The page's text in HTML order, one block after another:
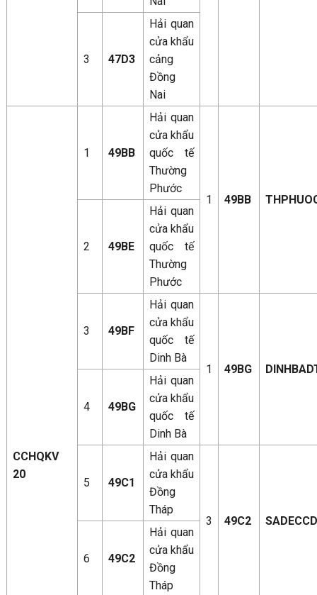
3 47D3
Hải quan
cửa khẩu
cảng
Đồng
Nai
CCHQKV
20
1 49BB
Hải quan
cửa khẩu
quốc tế
Thường
Phước
1
49BB
2 49BE
Hải quan
cửa khẩu
quốc tế
Thường
Phước
3 49BF
Hải quan
cửa khẩu
quốc tế
Dinh Bà
1
49BG
4 49BG
Hải quan
cửa khẩu
quốc tế
Dinh Bà
5 49C1
Hải quan
cửa khẩu
Đồng
Tháp
3
49C2
6 49C2
Hải quan
cửa khẩu
Đồng
Tháp